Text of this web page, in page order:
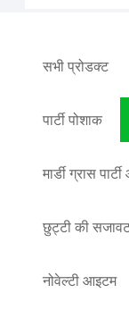
सभी प्रोडक्ट
पार्टी पोशाक
मार्डी ग्रास
छुट्टी की
नोवेल्टी आइटम